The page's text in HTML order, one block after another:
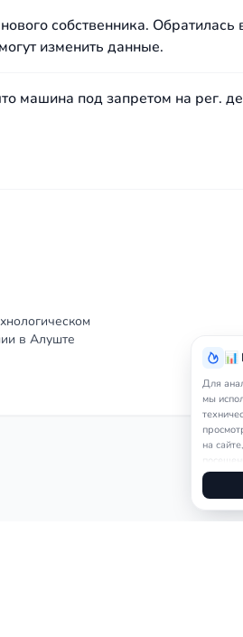
📊
Для
мы
на
защиты
собственника.
изменить данные.
машина под запретом на рег.
в Алуште